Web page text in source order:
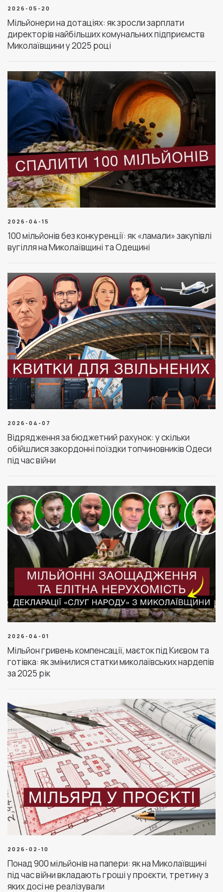
2026-05-20
Мільйонери на дотаціях: як зросли зарплати
директорів найбільших комунальних підприємств
Миколаївщини у 2025 році
2026-04-15
100 мільйонів без конкуренції: як «ламали» закупівлі
вугілля на Миколаївщині та Одещині
2026-04-07
Відрядження за бюджетний рахунок: у скільки
обійшлися закордонні поїздки топчиновників Одеси
під час війни
2026-04-01
Мільйон гривень компенсації, маєток під Києвом та
готівка: як змінилися статки миколаївських нардепів
за 2025 рік
2026-02-10
Понад 900 мільйонів на папери: як на Миколаївщині
під час війни вкладають гроші у проєкти, третину з
яких досі не реалізували